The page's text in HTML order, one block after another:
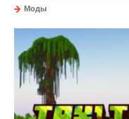
Моды